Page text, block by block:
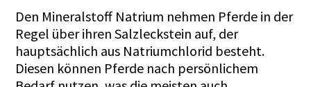
Den Mineralstoff Natrium nehmen Pferde in der
Regel über ihren Salzleckstein auf, der
hauptsächlich aus Natriumchlorid besteht.
Diesen können Pferde nach persönlichem